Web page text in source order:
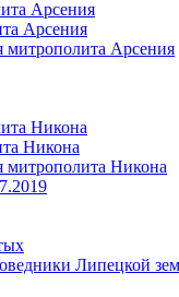
Арсения
Арсения
митрополита Арсения
Никона
Никона
митрополита Никона
Липецкой